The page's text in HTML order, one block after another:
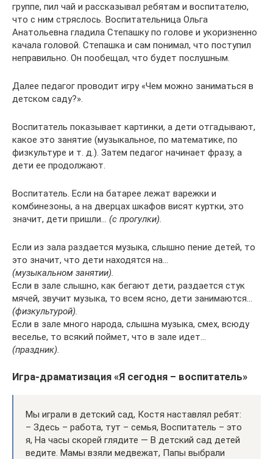
группе, пил чай и рассказывал ребятам и воспитателю,
что с ним стряслось. Воспитательница Ольга
Анатольевна гладила Степашку по голове и укоризненно
качала головой. Степашка и сам понимал, что поступил
неправильно. Он пообещал, что будет послушным.
Далее педагог проводит игру «Чем можно заниматься в
детском саду?».
Воспитатель показывает картинки, а дети отгадывают,
какое это занятие (музыкальное, по математике, по
физкультуре и т. д.). Затем педагог начинает фразу, а
дети ее продолжают.
Воспитатель. Если на батарее лежат варежки и
комбинезоны, а на дверцах шкафов висят куртки, это
значит, дети пришли… (с прогулки).
Если из зала раздается музыка, слышно пение детей, то
это значит, что дети находятся на…
(музыкальном занятии).
Если в зале слышно, как бегают дети, раздается стук
мячей, звучит музыка, то всем ясно, дети занимаются…
(физкультурой).
Если в зале много народа, слышна музыка, смех, всюду
веселье, то всякий поймет, что в зале идет…
(праздник).
Игра-драматизация «Я сегодня – воспитатель»
Мы играли в детский сад, Костя наставлял ребят:
– Здесь – работа, тут – семья, Воспитатель – это
я, На часы скорей глядите — В детский сад детей
ведите. Мамы взяли медвежат, Папы выбрали